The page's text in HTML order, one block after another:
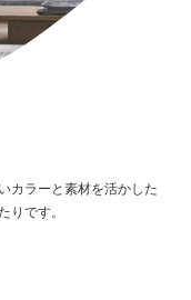
カラーと素材を活かした
りです。